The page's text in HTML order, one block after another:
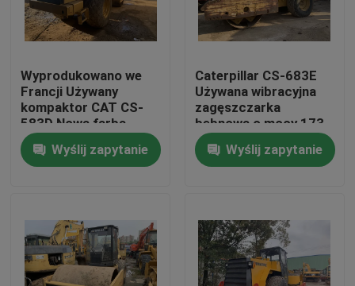
Produkty
O nas
Wyprodukowano we
Francji Używany
kompaktor CAT CS-
583D Nowa farba
Niska godzina pracy
silnika CAT 3054
Wyślij zapytanie
Caterpillar CS-683E
Używana wibracyjna
zagęszczarka
bębnowa o mocy 173
KM
Wyślij zapytanie